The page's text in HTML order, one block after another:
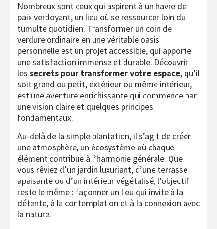
Nombreux sont ceux qui aspirent à un havre de
paix verdoyant, un lieu où se ressourcer loin du
tumulte quotidien. Transformer un coin de
verdure ordinaire en une véritable oasis
personnelle est un projet accessible, qui apporte
une satisfaction immense et durable. Découvrir
les secrets pour transformer votre espace, qu’il
soit grand ou petit, extérieur ou même intérieur,
est une aventure enrichissante qui commence par
une vision claire et quelques principes
fondamentaux.
Au-delà de la simple plantation, il s’agit de créer
une atmosphère, un écosystème où chaque
élément contribue à l’harmonie générale. Que
vous rêviez d’un jardin luxuriant, d’une terrasse
apaisante ou d’un intérieur végétalisé, l’objectif
reste le même : façonner un lieu qui invite à la
détente, à la contemplation et à la connexion avec
la nature.